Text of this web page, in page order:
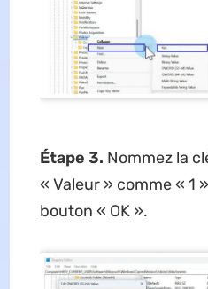
Étape 3. Nommez la
« Valeur » comme « 1
bouton « OK ».